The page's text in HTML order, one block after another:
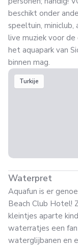
beschikt onder
speeltuin, miniclub,
live muziek voor
het aquapark van
binnen mag.
Turkije
Waterpret
Aquafun is er
Beach Club Hotel!
kleintjes aparte
waterratjes een
waterglijbanen en